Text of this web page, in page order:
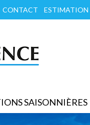
CONTACT ESTIMATION
SAISONNIÈRES